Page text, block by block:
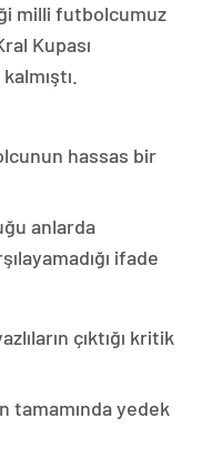
milli futbolcumuz
Kupası
hassas bir
anlarda
ifade
çıktığı kritik
tamamında yedek